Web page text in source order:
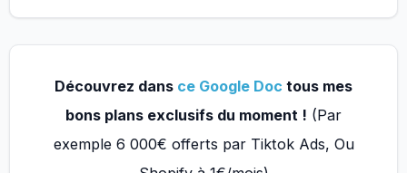
Découvrez dans ce Google Doc tous mes
bons plans exclusifs du moment ! (Par
exemple 6 000€ offerts par Tiktok Ads, Ou